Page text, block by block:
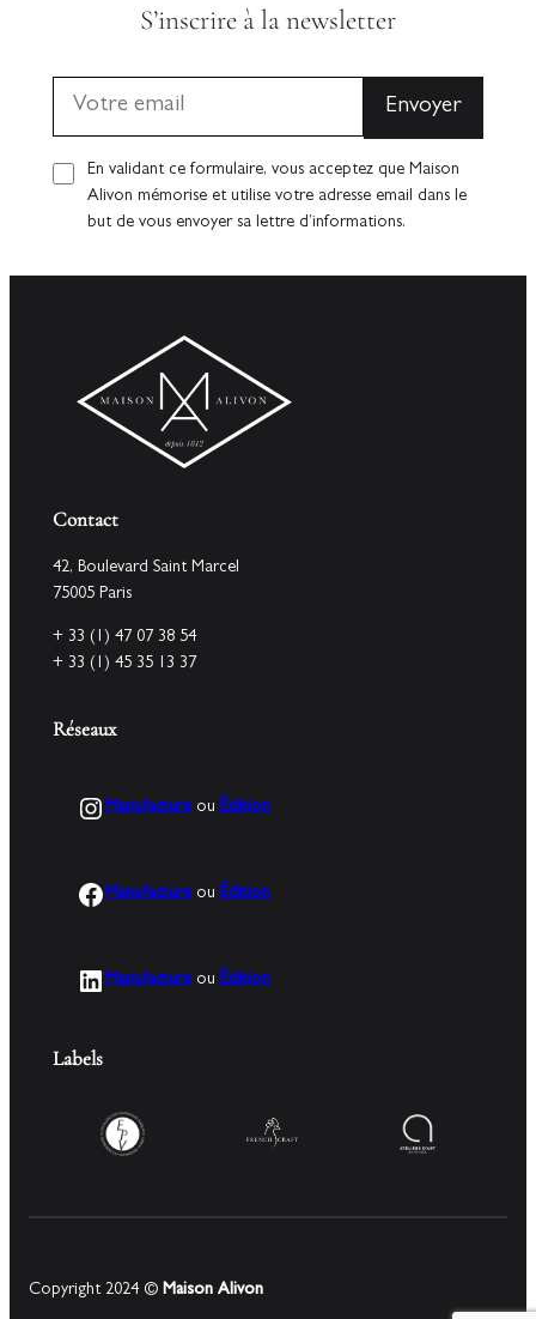
S’inscrire à la newsletter
En validant ce formulaire, vous acceptez que Maison
Alivon mémorise et utilise votre adresse email dans le
but de vous envoyer sa lettre d’informations.
Contact
42, Boulevard Saint Marcel
75005 Paris
+ 33 (1) 47 07 38 54
+ 33 (1) 45 35 13 37
Réseaux
Instagram
Manufactureou Édition
Facebook
Manufactureou Édition
LinkedIn
Manufactureou Édition
Labels
Copyright 2024 © Maison Alivon